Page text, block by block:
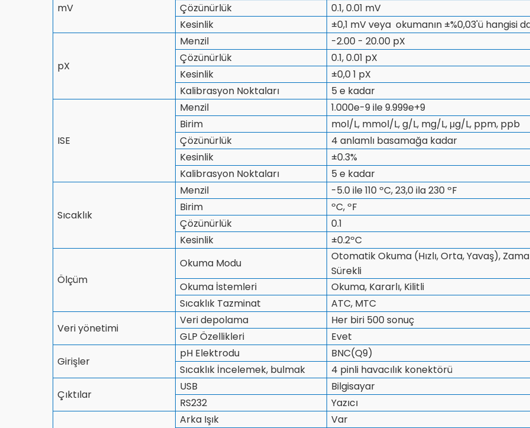
mV
Çözünürlük
0.1, 0.01 mV
Kesinlik
±0,1 mV veya okumanın ±%0,03'ü hangisi
pX
Menzil
-2.00 - 20.00 pX
Çözünürlük
0.1, 0.01 pX
Kesinlik
±0,0 1 pX
Kalibrasyon Noktaları
5 e kadar
ISE
Menzil
1.000e-9 ile 9.999e+9
Birim
mol/L, mmol/L, g/L, mg/L, μg/L, ppm, ppb
Çözünürlük
4 anlamlı basamağa kadar
Kesinlik
±0.3%
Kalibrasyon Noktaları
5 e kadar
Sıcaklık
Menzil
-5.0 ile 110 ºC, 23,0 ila 230 ºF
Birim
ºC, ºF
Çözünürlük
0.1
Kesinlik
±0.2ºC
Ölçüm
Okuma Modu
Otomatik Okuma (Hızlı, Orta, Yavaş),
Sürekli
Okuma İstemleri
Okuma, Kararlı, Kilitli
Sıcaklık Tazminat
ATC, MTC
Veri yönetimi
Veri depolama
Her biri 500 sonuç
GLP Özellikleri
Evet
Girişler
pH Elektrodu
BNC(Q9)
Sıcaklık İncelemek, bulmak
4 pinli havacılık konektörü
Çıktılar
USB
Bilgisayar
RS232
Yazıcı
Arka Işık
Var